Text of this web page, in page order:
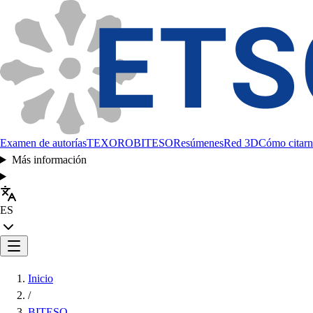
Examen de autoríasTEXOROBITESOResúmenesRed 3DCómo
Más información
ES
Inicio
/